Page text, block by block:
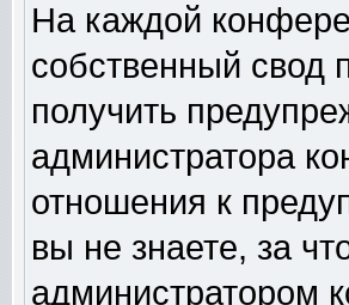
На каждой
собственный свод
получить
администратора
отношения к
вы не знаете, за
администратором